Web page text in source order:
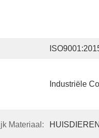
Industriële
Materiaal: